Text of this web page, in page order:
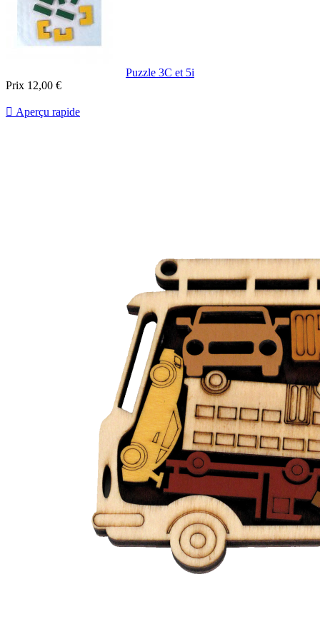
Puzzle 3C et 5i
Prix 12,00 €
 Aperçu rapide